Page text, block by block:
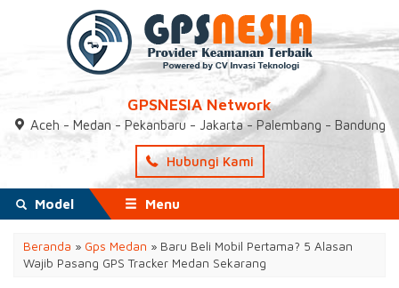
GPSNESIA Network
Aceh - Medan - Pekanbaru - Jakarta - Palembang - Bandung
Hubungi Kami
Model Menu
Beranda » Gps Medan » Baru Beli Mobil Pertama? 5 Alasan
Wajib Pasang GPS Tracker Medan Sekarang